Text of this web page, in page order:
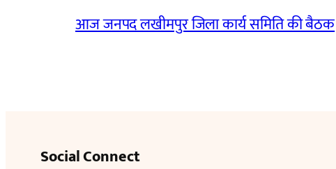
आज जनपद लखीमपुर जिला कार्य समिति की बैठक
Social Connect